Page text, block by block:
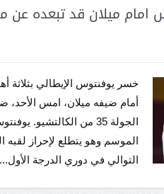
امام ميلان قد تبعده عن
خسر يوفنتوس الإيطالي بثلاثة
أمام ضيفه ميلان، امس
الجولة 35 من الكالتشيو.
الموسم وهو يتطلع لإحراز لقبه
التوالي في دوري الدرجة الأول...